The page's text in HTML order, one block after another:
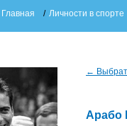
Главная / Личности в спорте
←
Арабо